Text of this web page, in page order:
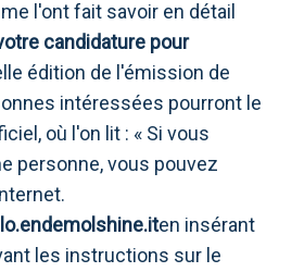
l'ont fait savoir en détail
candidature pour
édition de l'émission de
intéressées pourront le
où l'on lit : « Si vous
personne, vous pouvez
en insérant
les instructions sur le